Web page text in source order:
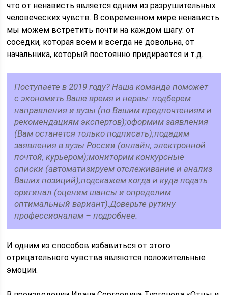
что от ненависть является одним из разрушительных
человеческих чувств. В современном мире ненависть
мы можем встретить почти на каждом шагу: от
соседки, которая всем и всегда не довольна, от
начальника, который постоянно придирается и т.д.
Поступаете в 2019 году? Наша команда поможет
с экономить Ваше время и нервы: подберем
направления и вузы (по Вашим предпочтениям и
рекомендациям экспертов);оформим заявления
(Вам останется только подписать);подадим
заявления в вузы России (онлайн, электронной
почтой, курьером);мониторим конкурсные
списки (автоматизируем отслеживание и анализ
Ваших позиций);подскажем когда и куда подать
оригинал (оценим шансы и определим
оптимальный вариант).Доверьте рутину
профессионалам – подробнее.
И одним из способов избавиться от этого
отрицательного чувства являются положительные
эмоции.